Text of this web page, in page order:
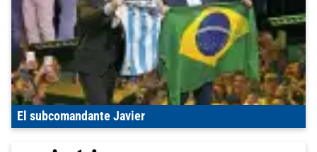
El subcomandante Javier